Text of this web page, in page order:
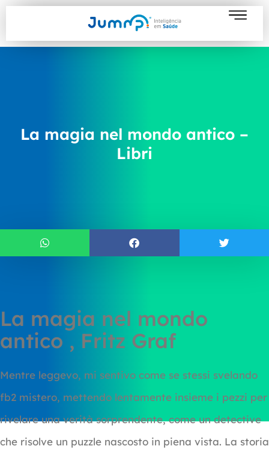
La magia nel mondo antico –
Libri
La magia nel mondo
antico , Fritz Graf
Mentre leggevo, mi sentivo come se stessi svelando
fb2 mistero, mettendo lentamente insieme i pezzi per
rivelare una verità sorprendente, come un detective
che risolve un puzzle nascosto in piena vista. La storia